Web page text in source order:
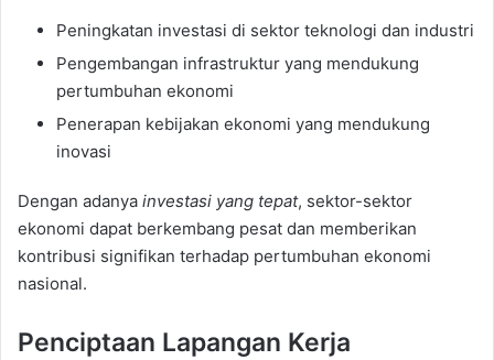
Peningkatan investasi di sektor teknologi dan industri
Pengembangan infrastruktur yang mendukung
pertumbuhan ekonomi
Penerapan kebijakan ekonomi yang mendukung
inovasi
Dengan adanya investasi yang tepat, sektor-sektor
ekonomi dapat berkembang pesat dan memberikan
kontribusi signifikan terhadap pertumbuhan ekonomi
nasional.
Penciptaan Lapangan Kerja